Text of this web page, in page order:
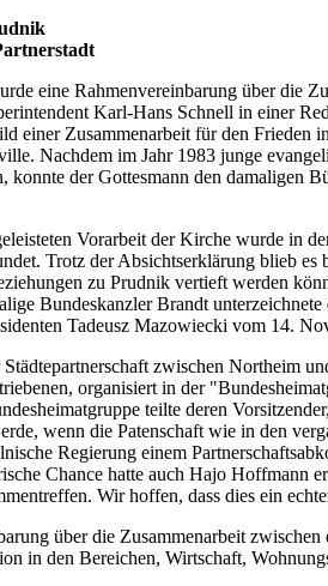
eine Rahmenvereinbarung über die
Karl-Hans Schnell in einer
einer Zusammenarbeit für den Frieden
Nachdem im Jahr 1983 junge
konnte der Gottesmann den damaligen
Vorarbeit der Kirche wurde in
Trotz der Absichtserklärung blieb
zu Prudnik vertieft werden
Bundeskanzler Brandt
Tadeusz Mazowiecki vom 14.
zwischen Northeim
organisiert in der
teilte deren
wenn die Patenschaft wie in den
Regierung einem
Chance hatte auch Hajo Hoffmann
Wir hoffen, dass dies ein
über die Zusammenarbeit
in den Bereichen, Wirtschaft,